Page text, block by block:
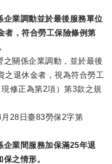
企業調動並於最後服務單位
者，符合勞工保險條例第
關係企業調動，並於最後
之退休金者，視為符合勞工
修正為第2項）第3款之規
28日臺83勞保2字第
企業間服務加保滿25年退
之情形。